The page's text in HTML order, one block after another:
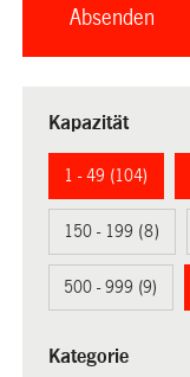
Kapazität
1 - 49 (104)
150 - 199 (8)
500 - 999 (9)
Kategorie